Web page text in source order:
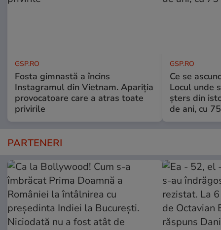
GSP.RO
Fosta gimnastă a încins
Instagramul din Vietnam. Apariția
provocatoare care a atras toate
privirile
GSP.RO
Ce se
Locul unde
șters din
de ani, cu
PARTENERI